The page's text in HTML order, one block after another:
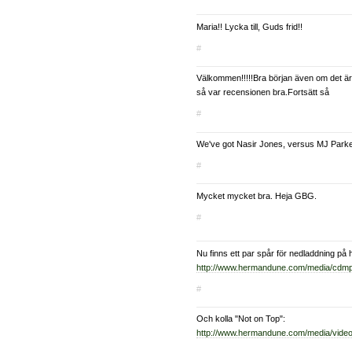
Maria!! Lycka till, Guds frid!!
#
Välkommen!!!!!Bra början även om det
så var recensionen bra.Fortsätt så
#
We've got Nasir Jones, versus MJ
#
Mycket mycket bra. Heja GBG.
#
Nu finns ett par spår för nedladdning på
http://www.hermandune.com/media/
#
Och kolla "Not on Top":
http://www.hermandune.com/media/